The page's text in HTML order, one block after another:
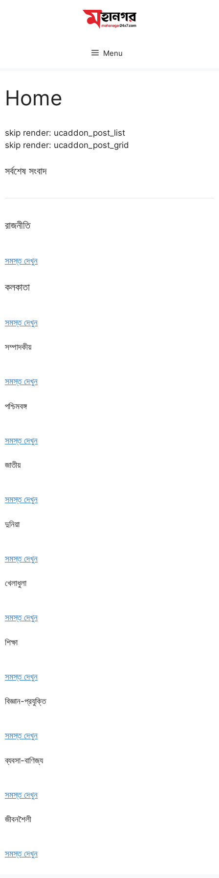
Menu
Home
skip render: ucaddon_post_list
skip render: ucaddon_post_grid
সর্বশেষ সংবাদ
রাজনীতি
সমস্ত দেখুন
কলকাতা
সমস্ত দেখুন
সম্পাদকীয়
সমস্ত দেখুন
পশ্চিমবঙ্গ
সমস্ত দেখুন
জাতীয়
সমস্ত দেখুন
দুনিয়া
সমস্ত দেখুন
খেলাধুলা
সমস্ত দেখুন
শিক্ষা
সমস্ত দেখুন
বিজ্ঞান-প্রযুক্তি
সমস্ত দেখুন
ব্যবসা-বাণিজ্য
সমস্ত দেখুন
জীবনশৈলী
সমস্ত দেখুন